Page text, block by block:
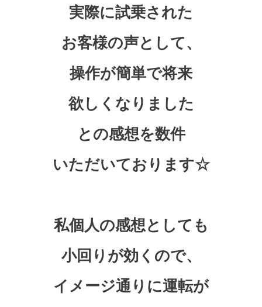
実際に試乗された
お客様の声として、
操作が簡単で将来
欲しくなりました
との感想を数件
いただいております☆
私個人の感想としても
小回りが効くので、
イメージ通りに運転が